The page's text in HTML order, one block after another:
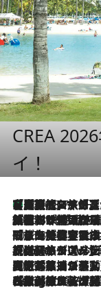
CREA
イ！
2026.8.7
【厳選旅コスメ】「多機能アイテムがメイン！」旅好き美容エディターが選んだ夏旅ベストコスメを発表【Mサイズジップ】
2026.8.6
「荷物が増えるほど旅ストレスは増す」美容ジャーナリストがたどり着いた最終結論。“化粧品を劇的に減らす”感動の凝縮美容とは
2026.8.6
「旅先には金髪ウィッグを持参」日本と同じメイクでは損してる!? 美容ジャーナリストが提案する“掟破りの旅
2026.8.6
【厳選旅コスメ】「身軽さ＆UV対策重視！」ヘアアーティストshucoが選んだ夏旅ベストコスメを発表【Mサイズジップ】
2026.8.5
【厳選旅コスメ】国内をあちこち移動する河井菜摘が選んだ夏旅ベストコスメ発表！「リラックスアイテムはマスト」
2026.8.4
【厳選旅コスメ】「紫外線＆乾燥対策しながらメイク感も！」ヘア＆メイクGeorgeが選んだ夏旅ベストコスメを発表！【Mサイズジップ】